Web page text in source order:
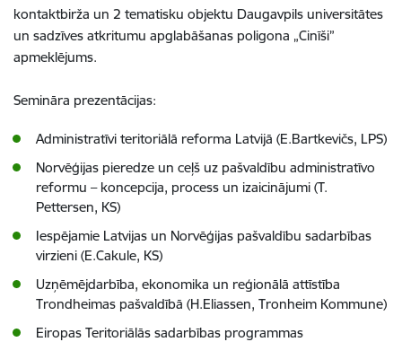
kontaktbirža un 2 tematisku objektu Daugavpils universitātes
un sadzīves atkritumu apglabāšanas poligona „Cinīši”
apmeklējums.
Semināra prezentācijas:
Administratīvi teritoriālā reforma Latvijā (E.Bartkevičs, LPS)
Norvēģijas pieredze un ceļš uz pašvaldību administratīvo
reformu – koncepcija, process un izaicinājumi (T.
Pettersen, KS)
Iespējamie Latvijas un Norvēģijas pašvaldību sadarbības
virzieni (E.Cakule, KS)
Uzņēmējdarbība, ekonomika un reģionālā attīstība
Trondheimas pašvaldībā (H.Eliassen, Tronheim Kommune)
Eiropas Teritoriālās sadarbības programmas